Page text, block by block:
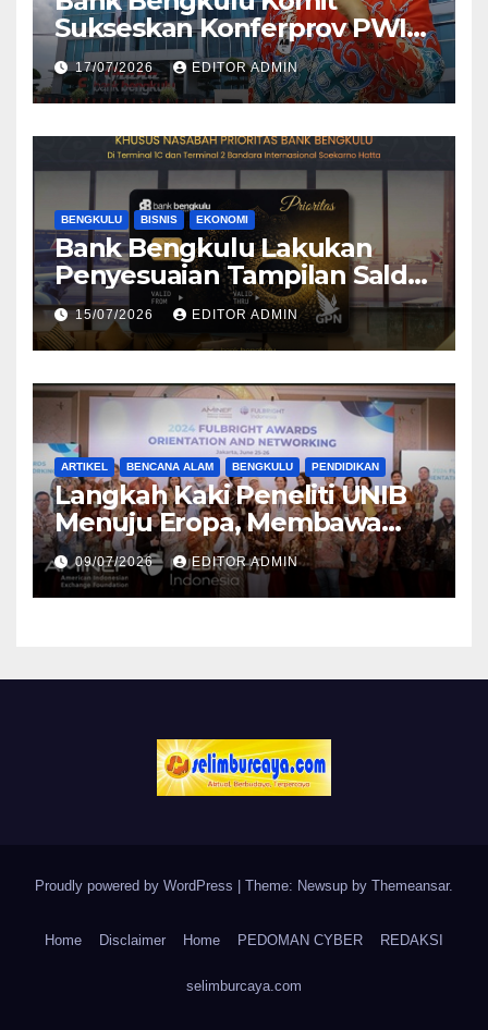
Sukseskan Konferprov PWI
Bengkulu 2026
17/07/2026 EDITOR ADMIN
BENGKULU BISNIS EKONOMI
Bank Bengkulu Lakukan
Penyesuaian Tampilan Saldo
Efektif, Perkuat Komitmen
Peningkatan Layanan
Nasabah
15/07/2026 EDITOR ADMIN
ARTIKEL BENCANA ALAM BENGKULU PENDIDIKAN
Langkah Kaki Peneliti UNIB
Menuju Eropa, Membawa
Misi Penyelamatan Atmosfer
Bumi
09/07/2026 EDITOR ADMIN
Proudly powered by WordPress Theme: Newsup by Themeansar.
Home Disclaimer Home PEDOMAN CYBER REDAKSI
selimburcaya.com